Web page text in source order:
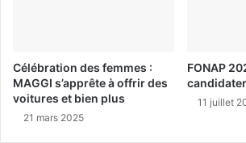
Célébration des femmes :
MAGGI s’apprête à offrir des
voitures et bien plus
21 mars 2025
FONAP
11 juillet